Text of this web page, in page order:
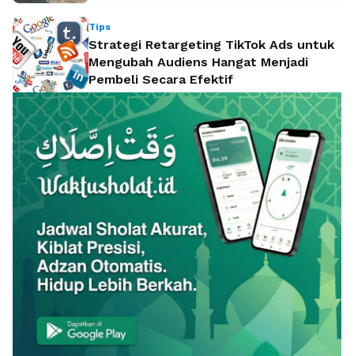
Tips
Strategi Retargeting TikTok Ads untuk
Mengubah Audiens Hangat Menjadi
Pembeli Secara Efektif